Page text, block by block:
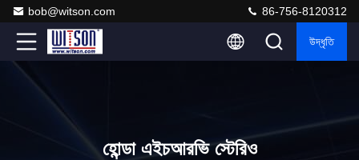
bob@witson.com 86-756-8120312
উদ্ধৃতি
হোন্ডা এইচআরভি স্টেরিও